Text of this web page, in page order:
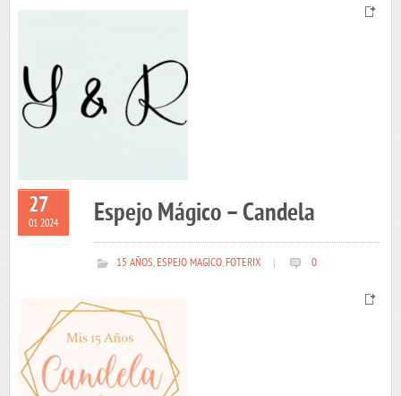
27
01 2024 Espejo Mágico – Candela
15 AÑOS,ESPEJO MAGICO,FOTERIX 0